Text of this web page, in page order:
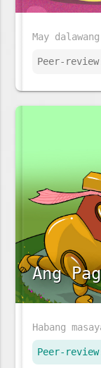
Peer-
Ang
Peer-